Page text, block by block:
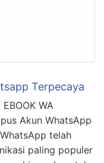
Terpecaya
WA
Akun WhatsApp
telah
paling populer